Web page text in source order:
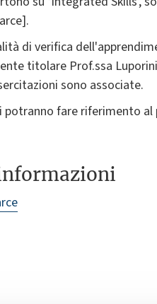
di verifica
titolare Prof.ssa
sono associate.
fare riferimento